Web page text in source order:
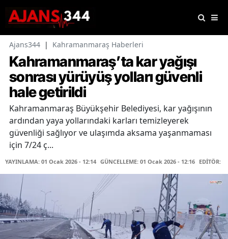
Ajans344 | Kahramanmaraş Haberleri
Kahramanmaraş’ta kar yağışı
sonrası yürüyüş yolları güvenli
hale getirildi
Kahramanmaraş Büyükşehir Belediyesi, kar yağışının
ardından yaya yollarındaki karları temizleyerek
güvenliği sağlıyor ve ulaşımda aksama yaşanmaması
için 7/24 ç...
YAYINLAMA: 01 Ocak 2026 - 12:14 GÜNCELLEME: 01 Ocak 2026 - 12:16 EDİTÖR: